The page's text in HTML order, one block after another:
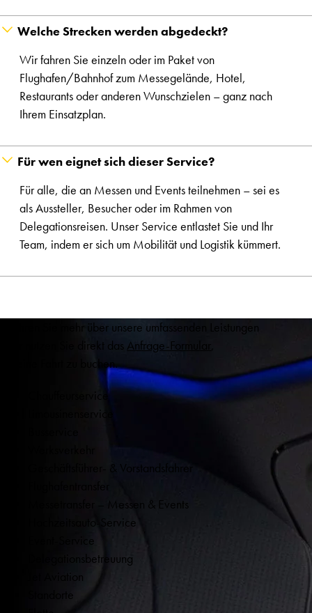
Welche Strecken werden abgedeckt?
Wir fahren Sie einzeln oder im Paket von
Flughafen/Bahnhof zum Messegelände, Hotel,
Restaurants oder anderen Wunschzielen – ganz nach
Ihrem Einsatzplan.
Für wen eignet sich dieser Service?
Für alle, die an Messen und Events teilnehmen – sei es
als Aussteller, Besucher oder im Rahmen von
Delegationsreisen. Unser Service entlastet Sie und Ihr
Team, indem er sich um Mobilität und Logistik kümmert.
Erfahren Sie mehr über unsere umfassenden Leistungen
oder nutzen Sie direkt das Anfrage-Formular
um eine Fahrt zu buchen.
Chauffeurservice
Geschäftsführer- & Vorstandsfahrer
Messetransfer – Messen & Events
Hochzeitsauto-Service
Event-Service
Delegationsbetreuung
Jet Aviation
Standorte